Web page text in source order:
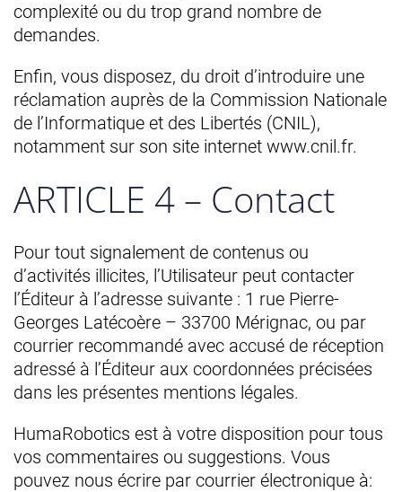
complexité ou du trop grand nombre de
demandes.
Enfin, vous disposez, du droit d’introduire une
réclamation auprès de la Commission Nationale
de l’Informatique et des Libertés (CNIL),
notamment sur son site internet www.cnil.fr.
ARTICLE 4 – Contact
Pour tout signalement de contenus ou
d’activités illicites, l’Utilisateur peut contacter
l’Éditeur à l’adresse suivante : 1 rue Pierre-
Georges Latécoère – 33700 Mérignac, ou par
courrier recommandé avec accusé de réception
adressé à l’Éditeur aux coordonnées précisées
dans les présentes mentions légales.
HumaRobotics est à votre disposition pour tous
vos commentaires ou suggestions. Vous
pouvez nous écrire par courrier électronique à: